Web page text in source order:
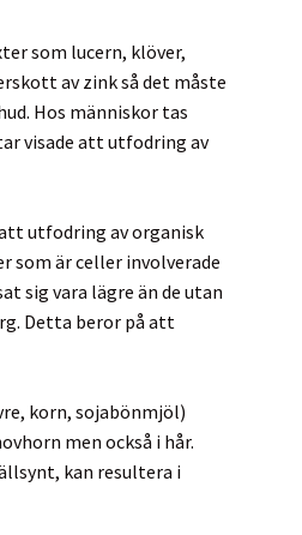
som lucern, klöver,
av zink så det måste
Hos människor tas
visade att utfodring av
utfodring av organisk
som är celler involverade
sig vara lägre än de utan
Detta beror på att
korn, sojabönmjöl)
men också i hår.
kan resultera i